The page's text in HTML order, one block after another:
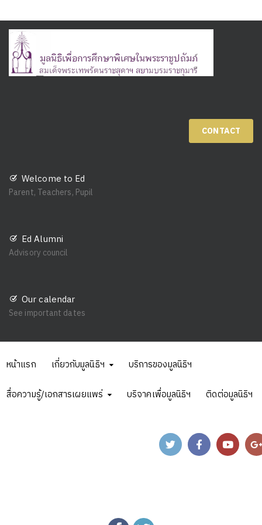
CONTACT
Welcome to Ed
Parent, Teachers, Pupil
Ed Alumni
Advisory council
Our calendar
See important dates
หน้าแรก เกี่ยวกับมูลนิธิฯ บริการของมูลนิธิฯ
สื่อความรู้/เอกสารเผยแพร่ บริจาคเพื่อมูลนิธิฯ ติดต่อมูลนิธิฯ